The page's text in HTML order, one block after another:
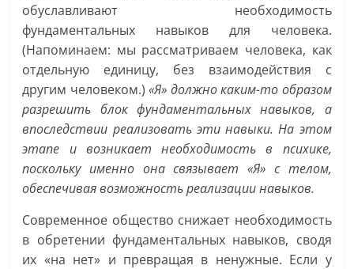
обуславливают необходимость
фундаментальных навыков для человека.
(Напоминаем: мы рассматриваем человека, как
отдельную единицу, без взаимодействия с
другим человеком.)«Я» должно каким-то образом
разрешить блок фундаментальных навыков, а
впоследствии реализовать эти навыки. На этом
этапе и возникает необходимость в психике,
поскольку именно она связывает «Я» с телом,
обеспечивая возможность реализации навыков.
Современное общество снижает необходимость
в обретении фундаментальных навыков, сводя
их «на нет» и превращая в ненужные. Если у